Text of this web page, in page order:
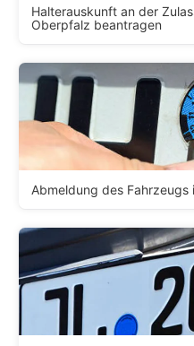
Halterauskunft an der
Oberpfalz beantragen
Abmeldung des